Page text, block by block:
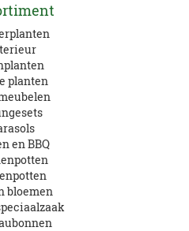
planten
en BBQ
bloemen